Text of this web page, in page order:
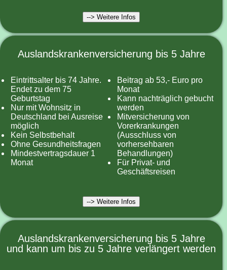
--> Weitere Infos
Auslandskrankenversicherung bis 5 Jahre
Eintrittsalter bis 74 Jahre.
Endet zu dem 75
Geburtstag
Nur mit Wohnsitz in
Deutschland bei Ausreise
möglich
Kein Selbstbehalt
Ohne Gesundheitsfragen
Mindestvertragsdauer 1
Monat
Beitrag ab 53,- Euro pro
Monat
Kann nachträglich gebucht
werden
Mitversicherung von
Vorerkrankungen
(Ausschluss von
vorhersehbaren
Behandlungen)
Für Privat- und
Geschäftsreisen
--> Weitere Infos
Auslandskrankenversicherung bis 5 Jahre
und kann um bis zu 5 Jahre verlängert werden